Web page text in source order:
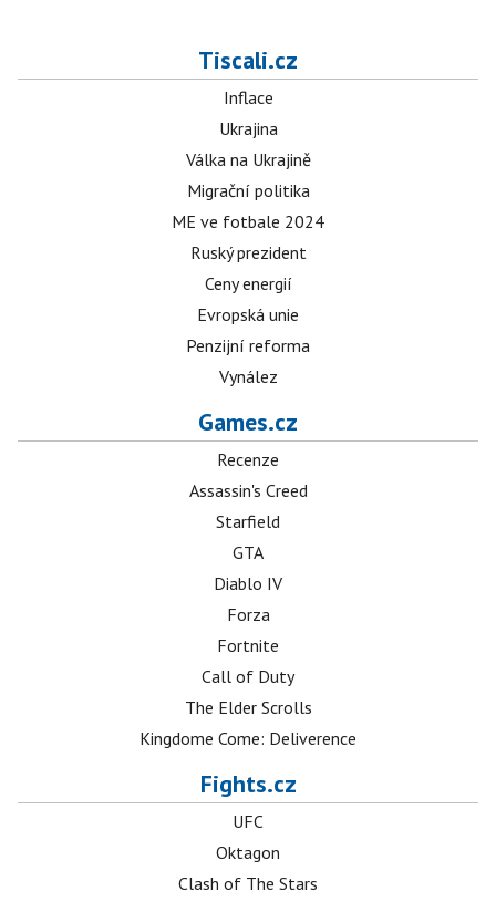
Tiscali.cz
Inflace
Ukrajina
Válka na Ukrajině
Migrační politika
ME ve fotbale 2024
Ruský prezident
Ceny energií
Evropská unie
Penzijní reforma
Vynález
Games.cz
Recenze
Assassin's Creed
Starfield
GTA
Diablo IV
Forza
Fortnite
Call of Duty
The Elder Scrolls
Kingdome Come: Deliverence
Fights.cz
UFC
Oktagon
Clash of The Stars